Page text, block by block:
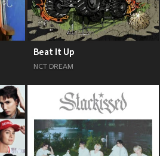
Beat It Up
NCT DREAM